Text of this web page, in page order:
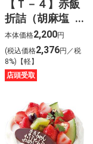
【Ｔ－４】赤飯
折詰（胡麻塩
入）〈１kg〉
本体価格2,200円
(税込価格2,376円／税
8%)【軽】
店頭受取